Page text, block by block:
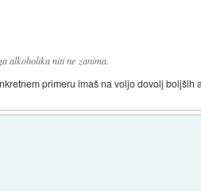
alkoholika niti ne zanima.
primeru imaš na voljo dovolj boljših